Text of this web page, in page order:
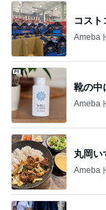
コスト
Ameba
靴の中
Ameba
丸岡い
Ameba